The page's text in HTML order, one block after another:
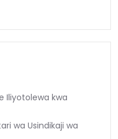
Iliyotolewa kwa
wa Usindikaji wa